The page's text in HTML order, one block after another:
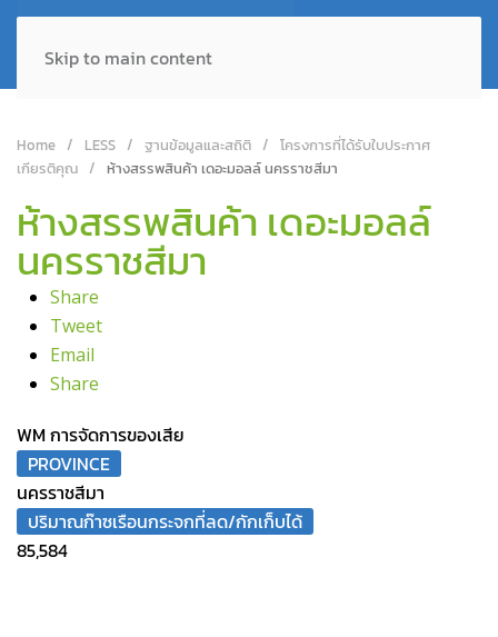
Skip to main content
Home LESS ฐานข้อมูลและสถิติ
โครงการที่ได้รับใบประกาศ
เกียรติคุณ
ห้างสรรพสินค้า เดอะมอลล์ นครราชสีมา
ห้างสรรพสินค้า เดอะมอลล์
นครราชสีมา
Share
Tweet
Email
Share
WM การจัดการของเสีย
PROVINCE
นครราชสีมา
ปริมาณก๊าซเรือนกระจกที่ลด/กักเก็บได้
85,584